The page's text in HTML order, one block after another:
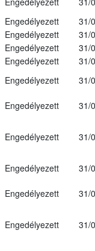
Engedélyezett
31/
Engedélyezett
31/
Engedélyezett
31/
Engedélyezett
31/
Engedélyezett
31/
Engedélyezett
31/
Engedélyezett 31/
Engedélyezett
31/
Engedélyezett
31/
Engedélyezett 31/